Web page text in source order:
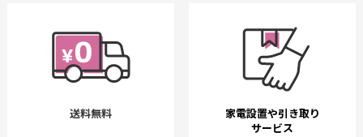
送料無料
家電設置や引き取り
サービス